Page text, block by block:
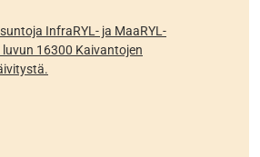
InfraRYL- ja MaaRYL-
16300 Kaivantojen